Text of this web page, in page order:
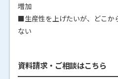
増加
■生産性を上げたいが、どこか
ない
資料請求・ご相談はこちら